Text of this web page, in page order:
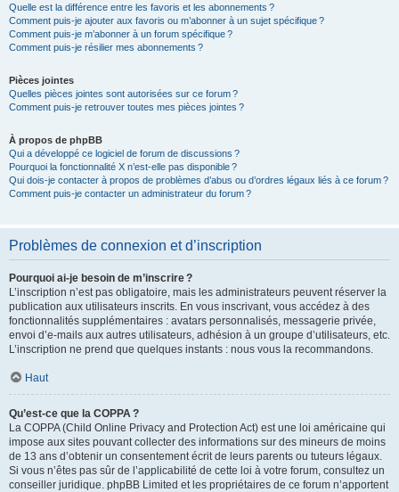
Quelle est la différence entre les favoris et les abonnements ?
Comment puis-je ajouter aux favoris ou m’abonner à un sujet spécifique ?
Comment puis-je m’abonner à un forum spécifique ?
Comment puis-je résilier mes abonnements ?
Pièces jointes
Quelles pièces jointes sont autorisées sur ce forum ?
Comment puis-je retrouver toutes mes pièces jointes ?
À propos de phpBB
Qui a développé ce logiciel de forum de discussions ?
Pourquoi la fonctionnalité X n’est-elle pas disponible ?
Qui dois-je contacter à propos de problèmes d’abus ou d’ordres légaux liés à ce forum ?
Comment puis-je contacter un administrateur du forum ?
Problèmes de connexion et d’inscription
Pourquoi ai-je besoin de m’inscrire ?
L’inscription n’est pas obligatoire, mais les administrateurs peuvent réserver la
publication aux utilisateurs inscrits. En vous inscrivant, vous accédez à des
fonctionnalités supplémentaires : avatars personnalisés, messagerie privée,
envoi d’e-mails aux autres utilisateurs, adhésion à un groupe d’utilisateurs, etc.
L’inscription ne prend que quelques instants : nous vous la recommandons.
Haut
Qu’est-ce que la COPPA ?
La COPPA (Child Online Privacy and Protection Act) est une loi américaine qui
impose aux sites pouvant collecter des informations sur des mineurs de moins
de 13 ans d’obtenir un consentement écrit de leurs parents ou tuteurs légaux.
Si vous n’êtes pas sûr de l’applicabilité de cette loi à votre forum, consultez un
conseiller juridique. phpBB Limited et les propriétaires de ce forum n’apportent